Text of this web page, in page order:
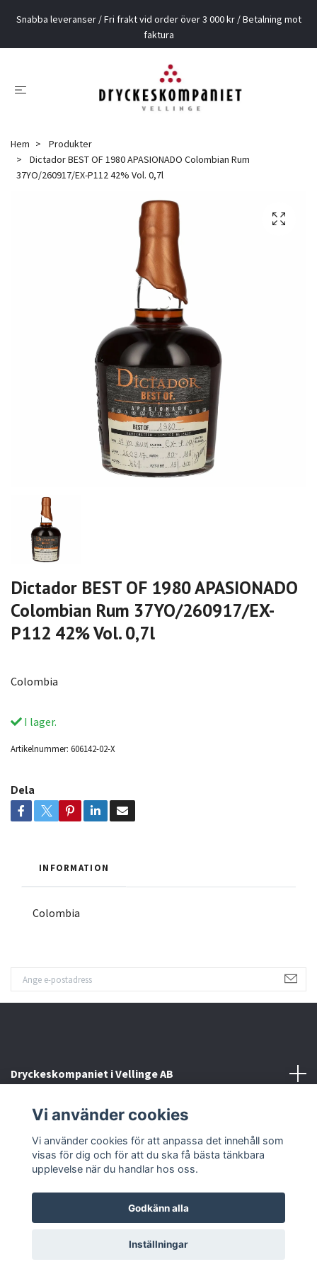
Snabba leveranser / Fri frakt vid order över 3 000 kr / Betalning mot
faktura
Hem
Produkter
Dictador BEST OF 1980 APASIONADO Colombian Rum
37YO/260917/EX-P112 42% Vol. 0,7l
Dictador BEST OF 1980 APASIONADO
Colombian Rum 37YO/260917/EX-
P112 42% Vol. 0,7l
Colombia
I lager.
Artikelnummer: 606142-02-X
Dela
INFORMATION
Colombia
Dryckeskompaniet i Vellinge AB
Kontakta oss
Sociala medier
© 2026 Dryckeskompaniet i Vellinge
Vi använder cookies
Vi använder cookies för att anpassa det innehåll som
visas för dig och för att du ska få bästa tänkbara
upplevelse när du handlar hos oss.
Godkänn alla
Inställningar